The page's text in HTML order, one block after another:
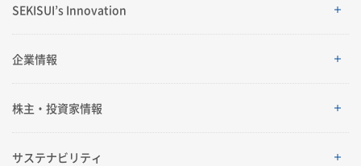
SEKISUI’s Innovation
SEKISUI’s Innovation
企業情報
企業情報
ご挨拶
株主・投資家情報
株主・投資家情報
サステナビリティ